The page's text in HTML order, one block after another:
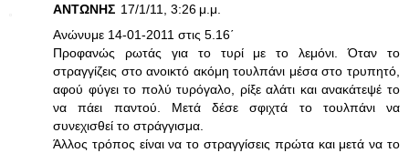
ANTΩΝΗΣ 17/1/11, 3:26 μ.μ.
Ανώνυμε 14-01-2011 στις 5.16΄
Προφανώς ρωτάς για το τυρί με το λεμόνι. Όταν το
στραγγίζεις στο ανοικτό ακόμη τουλπάνι μέσα στο τρυπητό,
αφού φύγει το πολύ τυρόγαλο, ρίξε αλάτι και ανακάτεψέ το
να πάει παντού. Μετά δέσε σφιχτά το τουλπάνι να
συνεχισθεί το στράγγισμα.
Άλλος τρόπος είναι να το στραγγίσεις πρώτα και μετά να το